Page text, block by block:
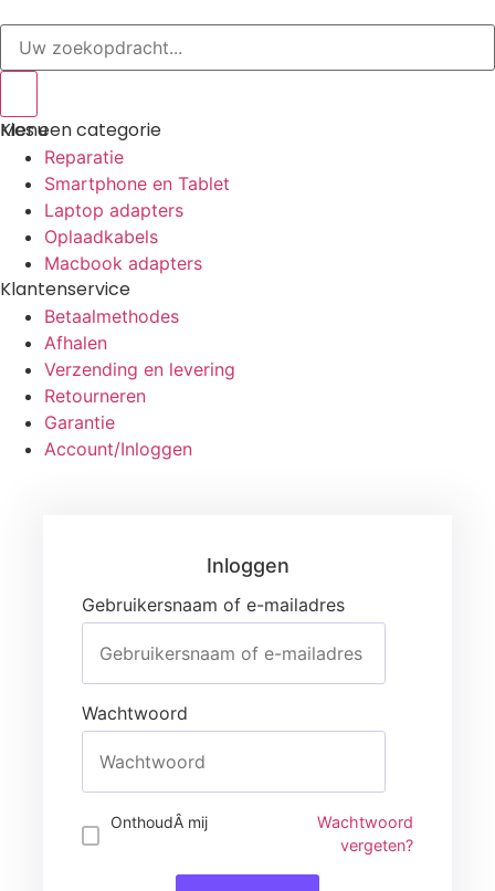
Menu
Kies een categorie
Reparatie
Smartphone en Tablet
Laptop adapters
Oplaadkabels
Macbook adapters
Klantenservice
Betaalmethodes
Afhalen
Verzending en levering
Retourneren
Garantie
Account/Inloggen
Gebruikersnaam of e-mailadres
Wachtwoord